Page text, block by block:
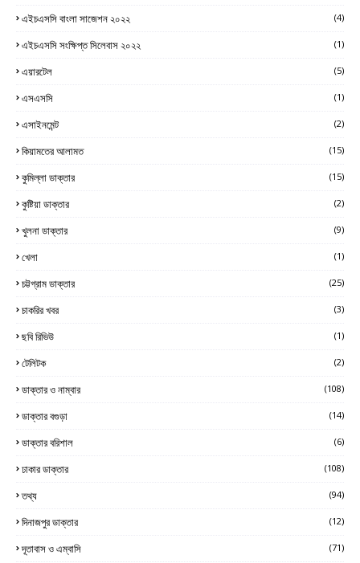
এইচএসসি বাংলা সাজেশন ২০২২ (4)
এইচএসসি সংক্ষিপ্ত সিলেবাস ২০২২ (1)
এয়ারটেল (5)
এসএসসি (1)
এসাইনমেন্ট (2)
কিয়ামতের আলামত (15)
কুমিল্লা ডাক্তার (15)
কুষ্টিয়া ডাক্তার (2)
খুলনা ডাক্তার (9)
খেলা (1)
চট্টগ্রাম ডাক্তার (25)
চাকরির খবর (3)
ছবি রিভিউ (1)
টেলিটক (2)
ডাক্তার ও নাম্বার (108)
ডাক্তার বগুড়া (14)
ডাক্তার বরিশাল (6)
ঢাকার ডাক্তার (108)
তথ্য (94)
দিনাজপুর ডাক্তার (12)
দূতাবাস ও এম্বাসি (71)